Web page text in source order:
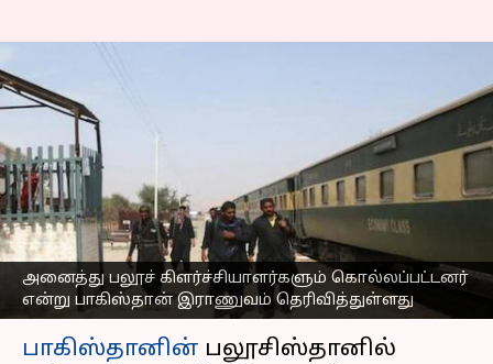
அனைத்து பலூச் கிளர்ச்சியாளர்களும் கொல்லப்பட்டனர்
என்று பாகிஸ்தான் இராணுவம் தெரிவித்துள்ளது
பாகிஸ்தான் ரயில்
கடத்தல்: பணயக்கைதிகள்
முற்றிலுமாக மீட்பு, 30
கிளர்ச்சியாளர்கள்
கொல்லப்பட்டனர்
எழுதியவர் Venkatalakshmi V Mar 13, 2025 08:19 am
செய்தி முன்னோட்டம்
பாகிஸ்தானின் பலூசிஸ்தானில்